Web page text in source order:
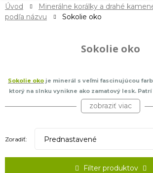
Úvod Minerálne korálky a drahé
podľa názvu
Sokolie oko
Sokolie oko
Sokolie oko je minerál s veľmi fascinujúcou
ktorý na slnku vynikne ako zamatový lesk.
, akotigrie oko(jeho farba
býčie oko ( červeno-hnedá až bordová farba).
tvrdosť sa na Mohsovej stupnici pohybuje na
. Jeho náleziská sa
zobraziť viac
Filter produktov
Zoradiť: Prednastavené